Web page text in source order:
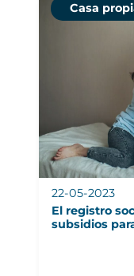
Casa
22-05-2023
El registro
subsidios